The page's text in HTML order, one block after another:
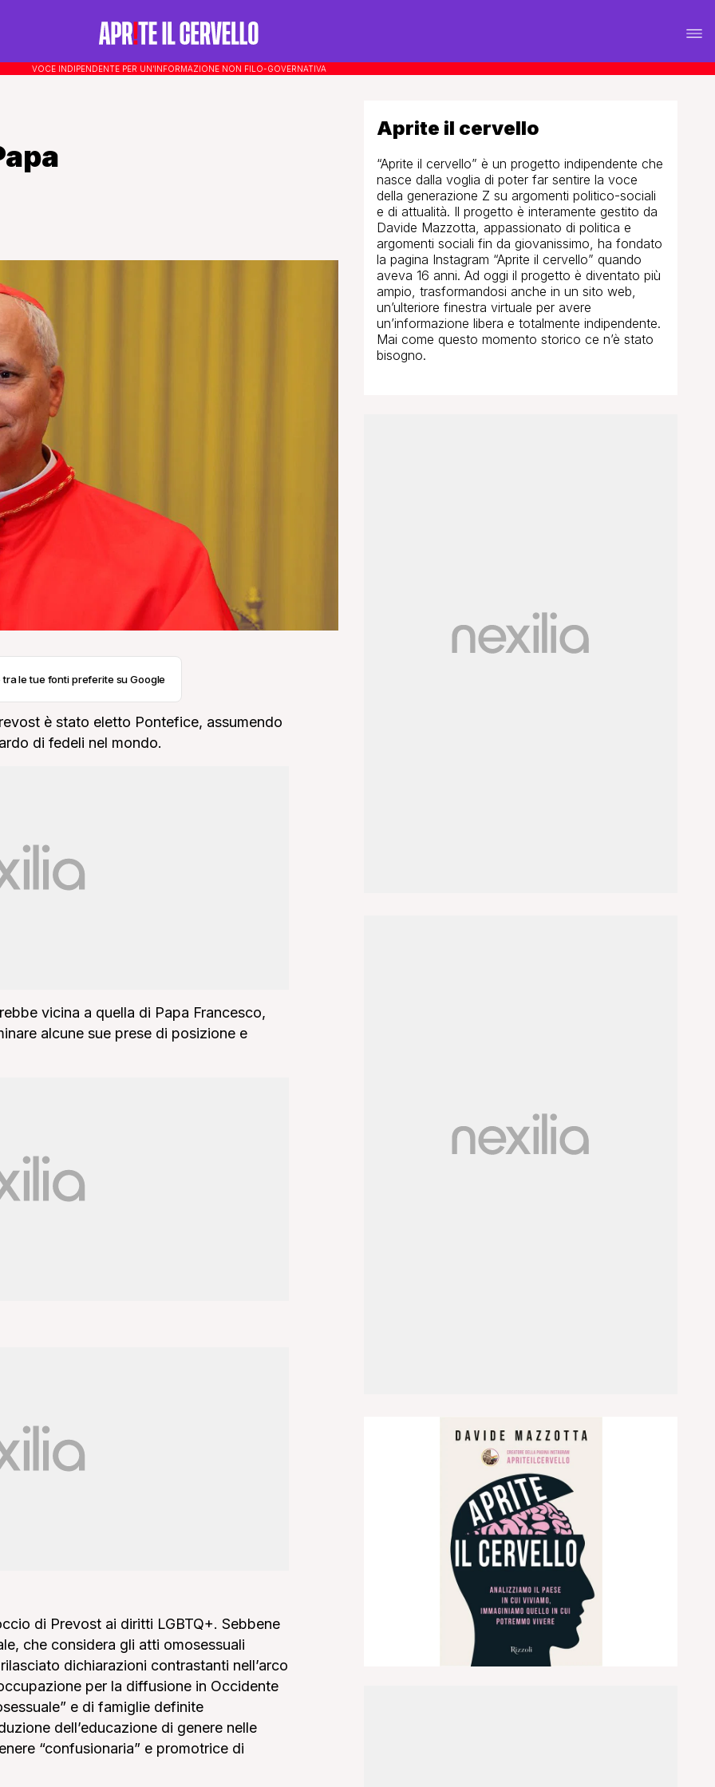
VOCE INDIPENDENTE PER UN’INFORMAZIONE NON FILO-GOVERNATIVA
le tue fonti preferite su Google
è stato eletto Pontefice, assumendo
di fedeli nel mondo.
vicina a quella di Papa Francesco,
alcune sue prese di posizione e
di Prevost ai diritti LGBTQ+. Sebbene
che considera gli atti omosessuali
dichiarazioni contrastanti nell’arco
per la diffusione in Occidente
e di famiglie definite
dell’educazione di genere nelle
“confusionaria” e promotrice di
Aprite il cervello
“Aprite il cervello” è un progetto indipendente che
nasce dalla voglia di poter far sentire la voce
della generazione Z su argomenti politico-sociali
e di attualità. Il progetto è interamente gestito da
Davide Mazzotta, appassionato di politica e
argomenti sociali fin da giovanissimo, ha fondato
la pagina Instagram “Aprite il cervello” quando
aveva 16 anni. Ad oggi il progetto è diventato più
ampio, trasformandosi anche in un sito web,
un’ulteriore finestra virtuale per avere
un’informazione libera e totalmente indipendente.
Mai come questo momento storico ce n’è stato
bisogno.